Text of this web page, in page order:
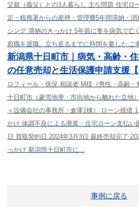
父親（義父）との3人暮らし 主な問題 住宅ロ
定・税務署からの差押・管理費5年間滞納・
シング 滞納のきっかけ 5年前に妻を病気で亡
前職を退職。立ち直るまでに時間を要した ご
新潟県十日町市｜病気・高齢・
の任意売却と生活保護申請支援【
ロフィール・状況 相談者 M様（男性・高齢
十日町市（豪雪地帯・市街地から離れた立地
＋設備会社の事務所・倉庫1棟） ローン残債
かけ 体調不良による廃業・住宅ローン支払い
日 買取契約日 2024年3月3日 最終売却完了
っかけ 新潟県十日町市に...
事例に戻る